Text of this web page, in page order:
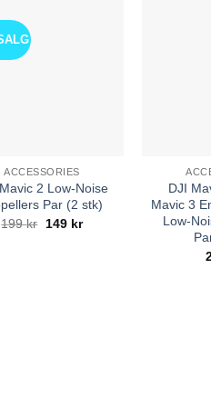
ACCESSORIES
2 Low-Noise
Par (2 stk)
199kr
Opprinnelig
149 krNåværende
DJI
Mavic 3
Low-